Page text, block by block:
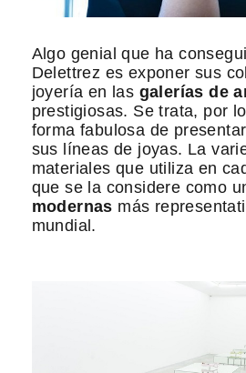
Algo genial que ha
Delettrez es exponer sus
joyería en las galerías de
prestigiosas. Se trata, por
forma fabulosa de
sus líneas de joyas. La
materiales que utiliza en
que se la considere como
modernas más
mundial.